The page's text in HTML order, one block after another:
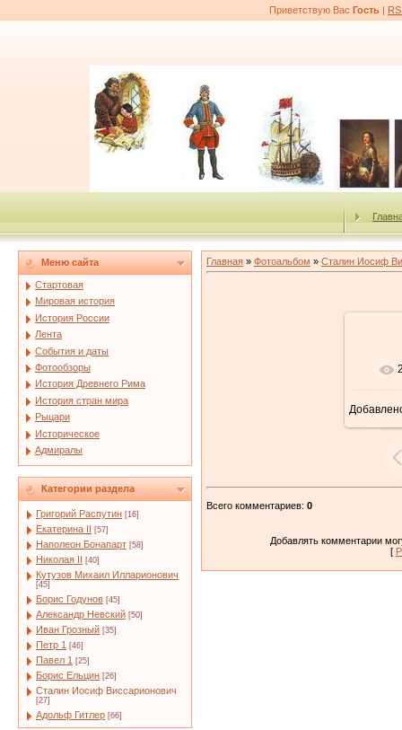
Приветствую Вас Гость |
Меню сайта
Стартовая
Мировая история
История России
Лента
События и даты
Фотообзоры
История Древнего Рима
История стран мира
Рыцари
Историческое
Адмиралы
Категории раздела
Григорий Распутин [16]
Екатерина II [57]
Наполеон Бонапарт [58]
Николая II [40]
Кутузов Михаил Илларионович
[45]
Борис Годунов [45]
Александр Невский [50]
Иван Грозный [35]
Петр 1 [46]
Павел 1 [25]
Борис Ельцин [26]
Сталин Иосиф Виссарионович
[27]
Адольф Гитлер [66]
Главная » Фотоальбом » Сталин Иосиф
Всего комментариев: 0
Добавлять комментарии
[